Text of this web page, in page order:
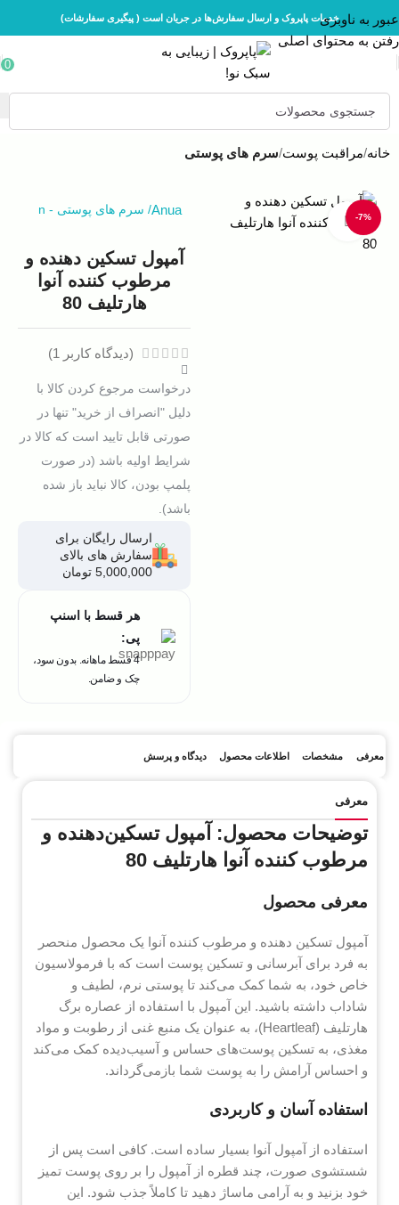
عبور به ناوبری
رفتن به محتوای اصلی
خدمات پاپروک و ارسال سفارش‌ها در جریان است ( پیگیری سفارشات)
0
خانه مراقبت پوست سرم های پوستی
-7% بزرگنمایی تصویر
Anua
/ سرم های پوستی -
n
آمپول تسکین‌ دهنده و
مرطوب کننده آنوا
هارتلیف 80
(دیدگاه کاربر 1
)
درخواست مرجوع کردن کالا با
دلیل "انصراف از خرید" تنها در
صورتی قابل تایید است که کالا در
شرایط اولیه باشد (در صورت
پلمپ بودن، کالا نباید باز شده
باشد).
ارسال رایگان برای
سفارش های بالای
5,000,000 تومان
هر قسط با اسنپ
پی:
4 قسط ماهانه. بدون سود،
چک و ضامن.
معرفی مشخصات اطلاعات محصول دیدگاه و پرسش
معرفی
توضیحات محصول: آمپول تسکین‌دهنده و
مرطوب کننده آنوا هارتلیف 80
معرفی محصول
آمپول تسکین‌ دهنده و مرطوب کننده آنوا یک محصول منحصر
به فرد برای آبرسانی و تسکین پوست است که با فرمولاسیون
خاص خود، به شما کمک می‌کند تا پوستی نرم، لطیف و
شاداب داشته باشید. این آمپول با استفاده از عصاره برگ
هارتلیف (Heartleaf)، به عنوان یک منبع غنی از رطوبت و مواد
مغذی، به تسکین پوست‌های حساس و آسیب‌دیده کمک می‌کند
و احساس آرامش را به پوست شما بازمی‌گرداند.
استفاده آسان و کاربردی
استفاده از آمپول آنوا بسیار ساده است. کافی است پس از
شستشوی صورت، چند قطره از آمپول را بر روی پوست تمیز
خود بزنید و به آرامی ماساژ دهید تا کاملاً جذب شود. این